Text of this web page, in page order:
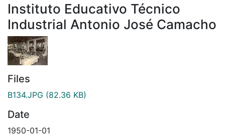
Instituto Educativo Técnico
Industrial Antonio José Camacho
Files
B134.JPG (82.36 KB)
Date
1950-01-01